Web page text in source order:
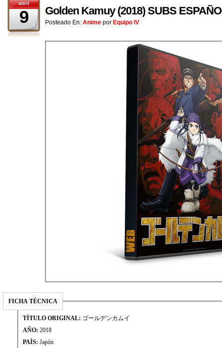
abril
9 Golden Kamuy (2018) SUBS
Posteado En: Anime por Equipo IV
FICHA TÉCNICA
TÍTULO ORIGINAL: ゴールデンカムイ
AÑO: 2018
PAÍS: Japón